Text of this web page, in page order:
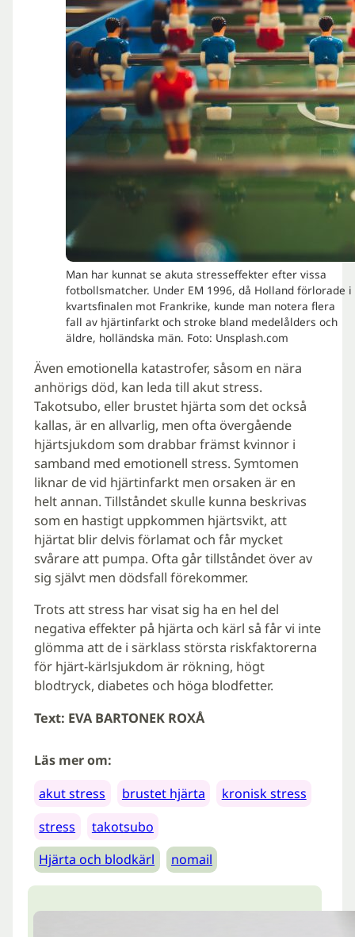
Man har kunnat se akuta stresseffekter efter vissa
fotbollsmatcher. Under EM 1996, då Holland förlorade i
kvartsfinalen mot Frankrike, kunde man notera flera
fall av hjärtinfarkt och stroke bland medelålders och
äldre, holländska män. Foto: Unsplash.com
Även emotionella katastrofer, såsom en nära
anhörigs död, kan leda till akut stress.
Takotsubo, eller brustet hjärta som det också
kallas, är en allvarlig, men ofta övergående
hjärtsjukdom som drabbar främst kvinnor i
samband med emotionell stress. Symtomen
liknar de vid hjärtinfarkt men orsaken är en
helt annan. Tillståndet skulle kunna beskrivas
som en hastigt uppkommen hjärtsvikt, att
hjärtat blir delvis förlamat och får mycket
svårare att pumpa. Ofta går tillståndet över av
sig självt men dödsfall förekommer.
Trots att stress har visat sig ha en hel del
negativa effekter på hjärta och kärl så får vi inte
glömma att de i särklass största riskfaktorerna
för hjärt-kärlsjukdom är rökning, högt
blodtryck, diabetes och höga blodfetter.
Text: EVA BARTONEK ROXÅ
Läs mer om:
akut stress
brustet hjärta
kronisk stress
stress
takotsubo
Hjärta och blodkärl
nomail